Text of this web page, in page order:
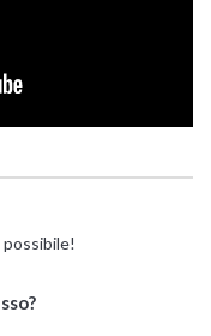
possibile!